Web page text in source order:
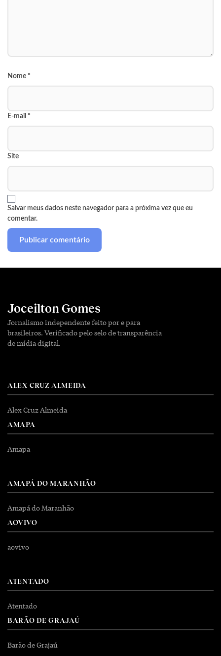
Nome *
E-mail *
Site
Salvar meus dados neste navegador para a próxima vez que eu
comentar.
Joceilton Gomes
Jornalismo independente feito por e para
brasileiros. Verificado pelo selo de transparência
de mídia digital.
ALEX CRUZ ALMEIDA
Alex Cruz Almeida
AMAPA
Amapa
AMAPÁ DO MARANHÃO
Amapá do Maranhão
AOVIVO
aovivo
ATENTADO
Atentado
BARÃO DE GRAJAÚ
Barão de Grajaú